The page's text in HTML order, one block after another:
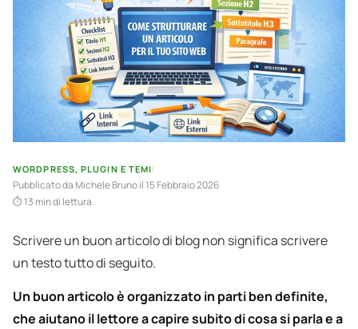
WORDPRESS, PLUGIN E TEMI|
Pubblicato da Michele Brunoil 15 Febbraio 2026
13 min di lettura
Scrivere un buon articolo di blog non significa scrivere
un testo tutto di seguito.
Un buon articolo è organizzato in parti ben definite,
che aiutano il lettore a capire subito di cosa si parla e a